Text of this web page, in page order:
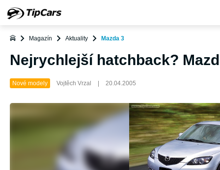
Magazín Aktuality Mazda 3
Nejrychlejší hatchback?
Nové modely Vojtěch Vrzal 20.04.2005